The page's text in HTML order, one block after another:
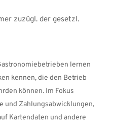
zuzügl. der gesetzl.
lernen
kennen, die den Betrieb
können. Im Fokus
und Zahlungsabwicklungen,
Kartendaten und andere